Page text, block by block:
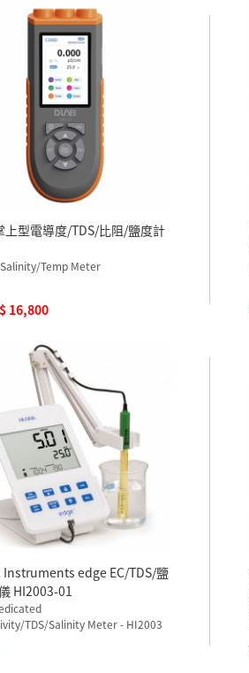
上型電導度/TDS/比阻/鹽度計
Temp Meter
16,800
Instruments edge EC/TDS/鹽
HI2003-01
TDS/Salinity Meter - HI2003